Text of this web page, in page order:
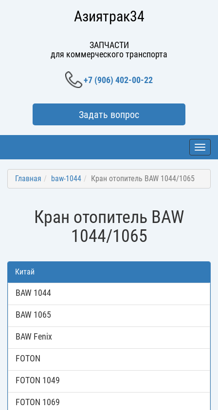
Азиятрак34
ЗАПЧАСТИ
для коммерческого транспорта
+7 (906) 402-00-22
Задать вопрос
Главная baw-1044 Кран отопитель BAW 1044/1065
Кран отопитель BAW
1044/1065
Китай
BAW 1044
BAW 1065
BAW Fenix
FOTON
FOTON 1049
FOTON 1069